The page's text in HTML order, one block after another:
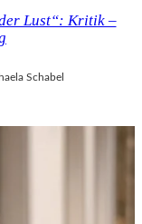
Lust“: Kritik –
Schabel